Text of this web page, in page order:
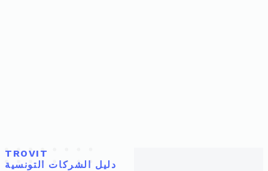
TROVIT
دليل الشركات التونسية